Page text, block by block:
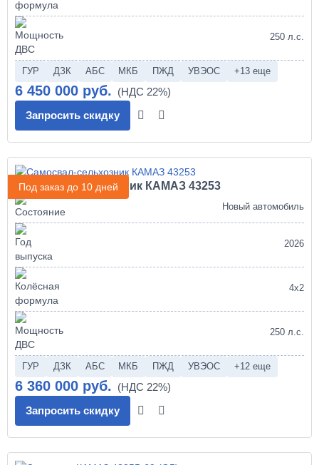
250 л.с.
ГУР ДЗК АБС МКБ ПЖД УВЭОС +13 еще
6 450 000 руб.
Запросить скидку
Под заказ до 10 дней
Самосвал-сельхозник КАМАЗ 43253
Новый автомобиль
2026
4х2
250 л.с.
ГУР ДЗК АБС МКБ ПЖД УВЭОС +12 еще
6 360 000 руб.
Запросить скидку